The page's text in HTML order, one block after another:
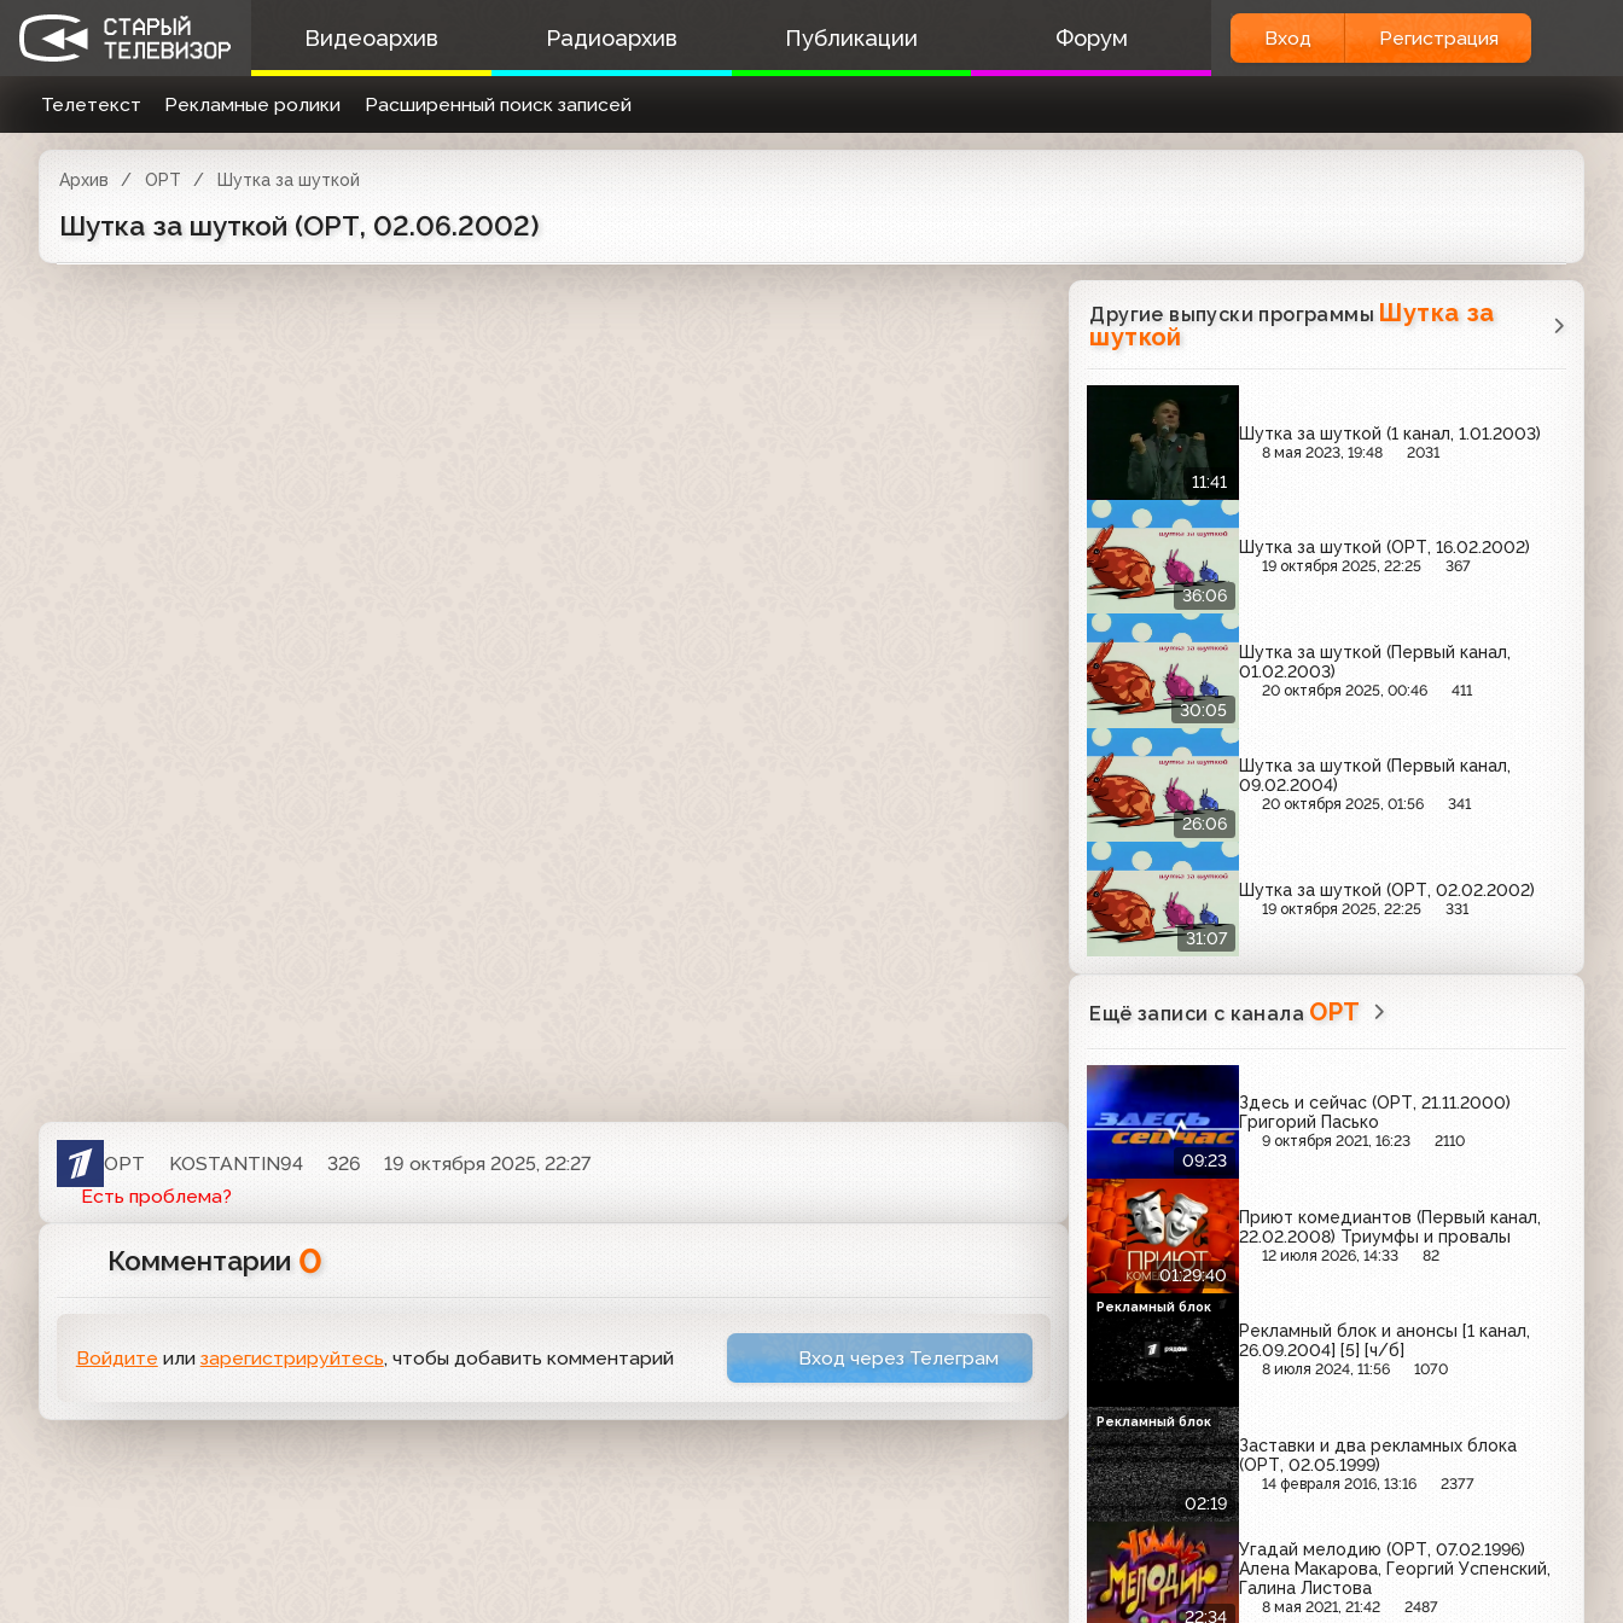
Видеоархив Радиоархив Публикации Форум Вход Регистрация
Телетекст Рекламные ролики Расширенный поиск записей
Архив ОРТ Шутка за шуткой
Шутка за шуткой (ОРТ, 02.06.2002)
ОРТ KOSTANTIN94 326
19 октября 2025, 22:27
Есть проблема?
Комментарии 0
Войдите или зарегистрируйтесь, чтобы добавить комментарий Вход через Телеграм
Другие выпуски программы Шутка за
шуткой
11:41
Шутка за шуткой (1 канал, 1.01.2003)
8 мая 2023, 19:48 2031
36:06
Шутка за шуткой (ОРТ, 16.02.2002)
19 октября 2025, 22:25 367
30:05
Шутка за шуткой (Первый канал,
01.02.2003)
20 октября 2025, 00:46 411
26:06
Шутка за шуткой (Первый канал,
09.02.2004)
20 октября 2025, 01:56 341
31:07
Шутка за шуткой (ОРТ, 02.02.2002)
19 октября 2025, 22:25 331
Ещё записи с канала ОРТ
09:23
Здесь и сейчас (ОРТ, 21.11.2000)
Григорий Пасько
9 октября 2021, 16:23 2110
01:29:40
Приют комедиантов (Первый канал,
22.02.2008) Триумфы и провалы
12 июля 2026, 14:33 82
Рекламный блок и анонсы [1 канал,
26.09.2004] [5] [ч/б]
8 июля 2024, 11:56 1070
Рекламный блок
02:19
Заставки и два рекламных блока
(ОРТ, 02.05.1999)
14 февраля 2016, 13:16 2377
Рекламный блок
22:34
Угадай мелодию (ОРТ, 07.02.1996)
Алена Макарова, Георгий Успенский,
Галина Листова
8 мая 2021, 21:42 2487